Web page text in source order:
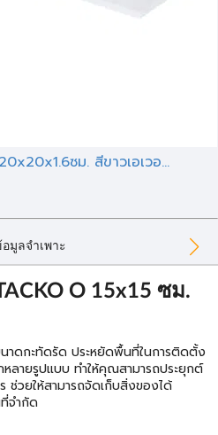
ซม. สีขาวเอเวอ...
มูลจำเพาะ
O 15x15 ซม.
าดกะทัดรัด ประหยัดพื้นที่ในการติดตั้ง
ลายรูปแบบ ทำให้คุณสามารถประยุกต์
วยให้สามารถจัดเก็บสิ่งของได้
จำกัด